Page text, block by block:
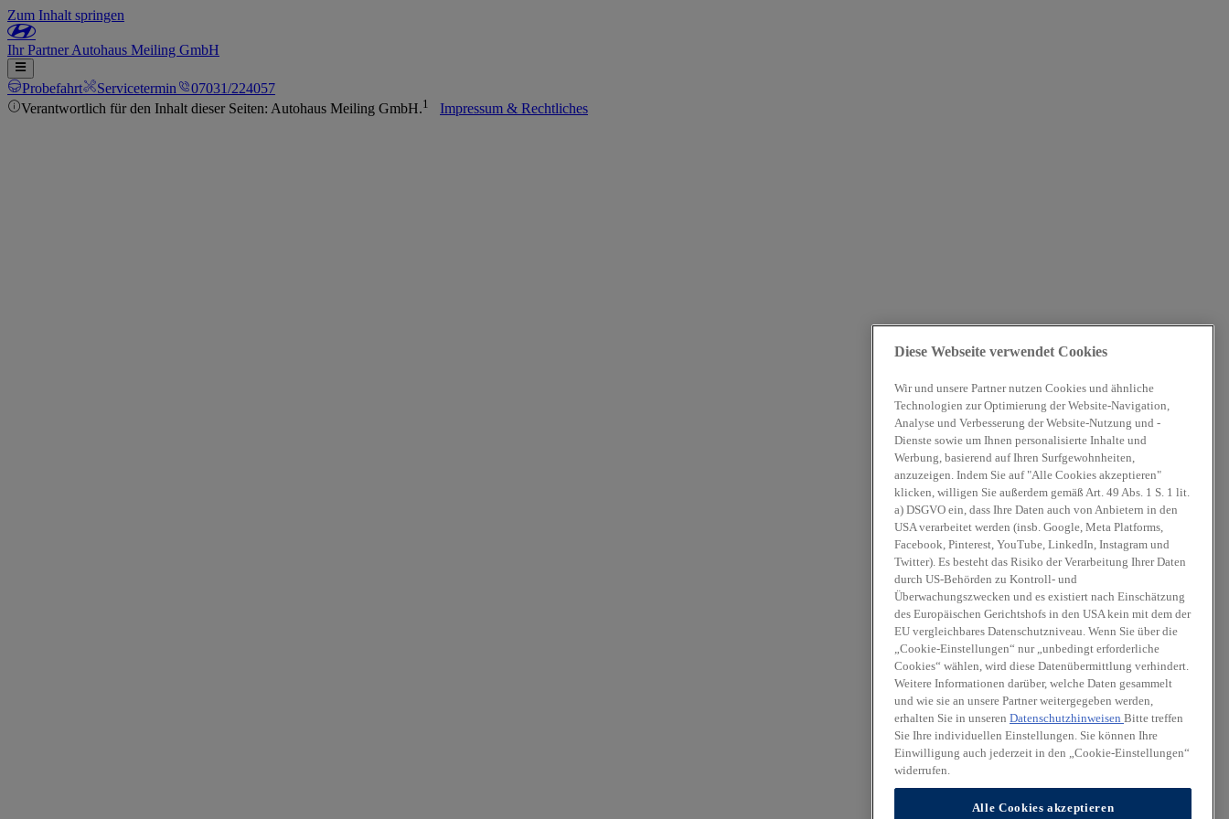
Zum Inhalt springen
IhrPartnerAutohaus Meiling GmbH
Probefahrt Servicetermin
07031/224057
Verantwortlich für den Inhalt dieser Seiten: Autohaus Meiling GmbH.1 Impressum & Rechtliches
Diese Webseite verwendet Cookies
Wir und unsere Partner nutzen Cookies und ähnliche
Technologien zur Optimierung der Website-Navigation,
Analyse und Verbesserung der Website-Nutzung und -
Dienste sowie um Ihnen personalisierte Inhalte und
Werbung, basierend auf Ihren Surfgewohnheiten,
anzuzeigen. Indem Sie auf "Alle Cookies akzeptieren"
klicken, willigen Sie außerdem gemäß Art. 49 Abs. 1 S. 1 lit.
a) DSGVO ein, dass Ihre Daten auch von Anbietern in den
USA verarbeitet werden (insb. Google, Meta Platforms,
Facebook, Pinterest, YouTube, LinkedIn, Instagram und
Twitter). Es besteht das Risiko der Verarbeitung Ihrer Daten
durch US-Behörden zu Kontroll- und
Überwachungszwecken und es existiert nach Einschätzung
des Europäischen Gerichtshofs in den USA kein mit dem der
EU vergleichbares Datenschutzniveau. Wenn Sie über die
„Cookie-Einstellungen“ nur „unbedingt erforderliche
Cookies“ wählen, wird diese Datenübermittlung verhindert.
Weitere Informationen darüber, welche Daten gesammelt
und wie sie an unsere Partner weitergegeben werden,
erhalten Sie in unseren Datenschutzhinweisen Bitte treffen
Sie Ihre individuellen Einstellungen. Sie können Ihre
Einwilligung auch jederzeit in den „Cookie-Einstellungen“
widerrufen.
Alle Cookies akzeptieren